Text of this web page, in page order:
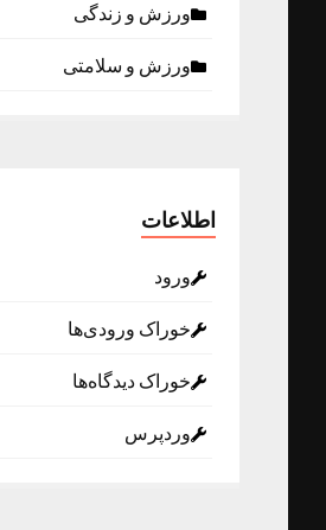
ورزش و زندگی
ورزش و سلامتی
اطلاعات
ورود
خوراک ورودی‌ها
خوراک دیدگاه‌ها
وردپرس